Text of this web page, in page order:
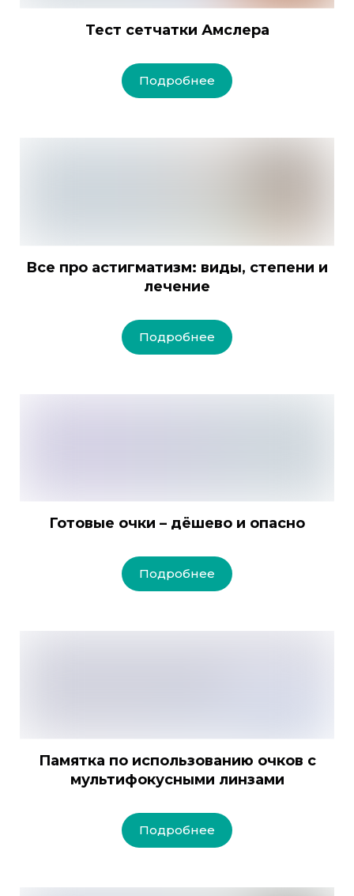
Тест сетчатки Амслера
Подробнее
Все про астигматизм: виды, степени и
лечение
Подробнее
Готовые очки – дёшево и опасно
Подробнее
Памятка по использованию очков с
мультифокусными линзами
Подробнее